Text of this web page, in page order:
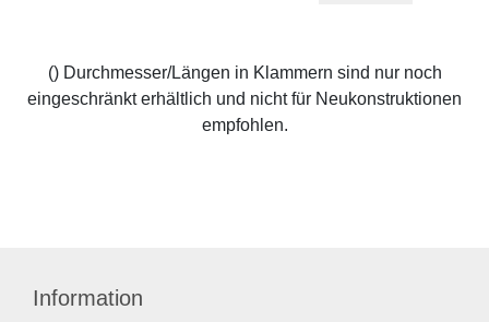
() Durchmesser/Längen in Klammern sind nur noch
eingeschränkt erhältlich und nicht für Neukonstruktionen
empfohlen.
Information